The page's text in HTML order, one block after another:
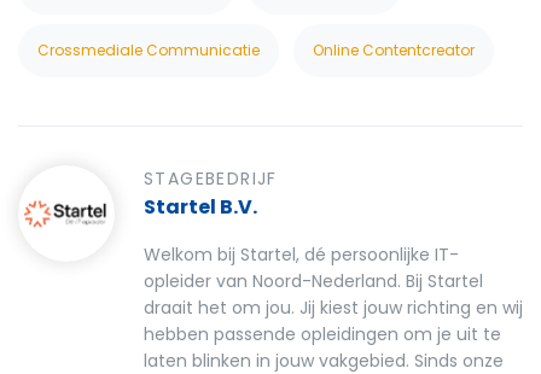
Crossmediale Communicatie Online Contentcreator
STAGEBEDRIJF
Startel B.V.
Welkom bij Startel, dé persoonlijke IT-
opleider van Noord-Nederland. Bij Startel
draait het om jou. Jij kiest jouw richting en wij
hebben passende opleidingen om je uit te
laten blinken in jouw vakgebied. Sinds onze